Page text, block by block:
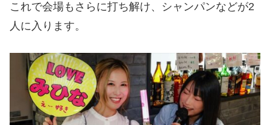
これで会場もさらに打ち解け、シャンパンなどが2
人に入ります。